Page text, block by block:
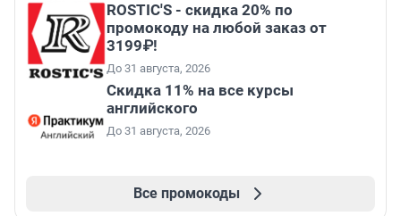
ROSTIC'S - скидка 20% по
промокоду на любой заказ от
3199₽!
До 31 августа, 2026
Скидка 11% на все курсы
английского
До 31 августа, 2026
Все промокоды